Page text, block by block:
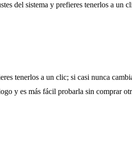
del sistema y prefieres tenerlos a un
tenerlos a un clic; si casi nunca
y es más fácil probarla sin comprar